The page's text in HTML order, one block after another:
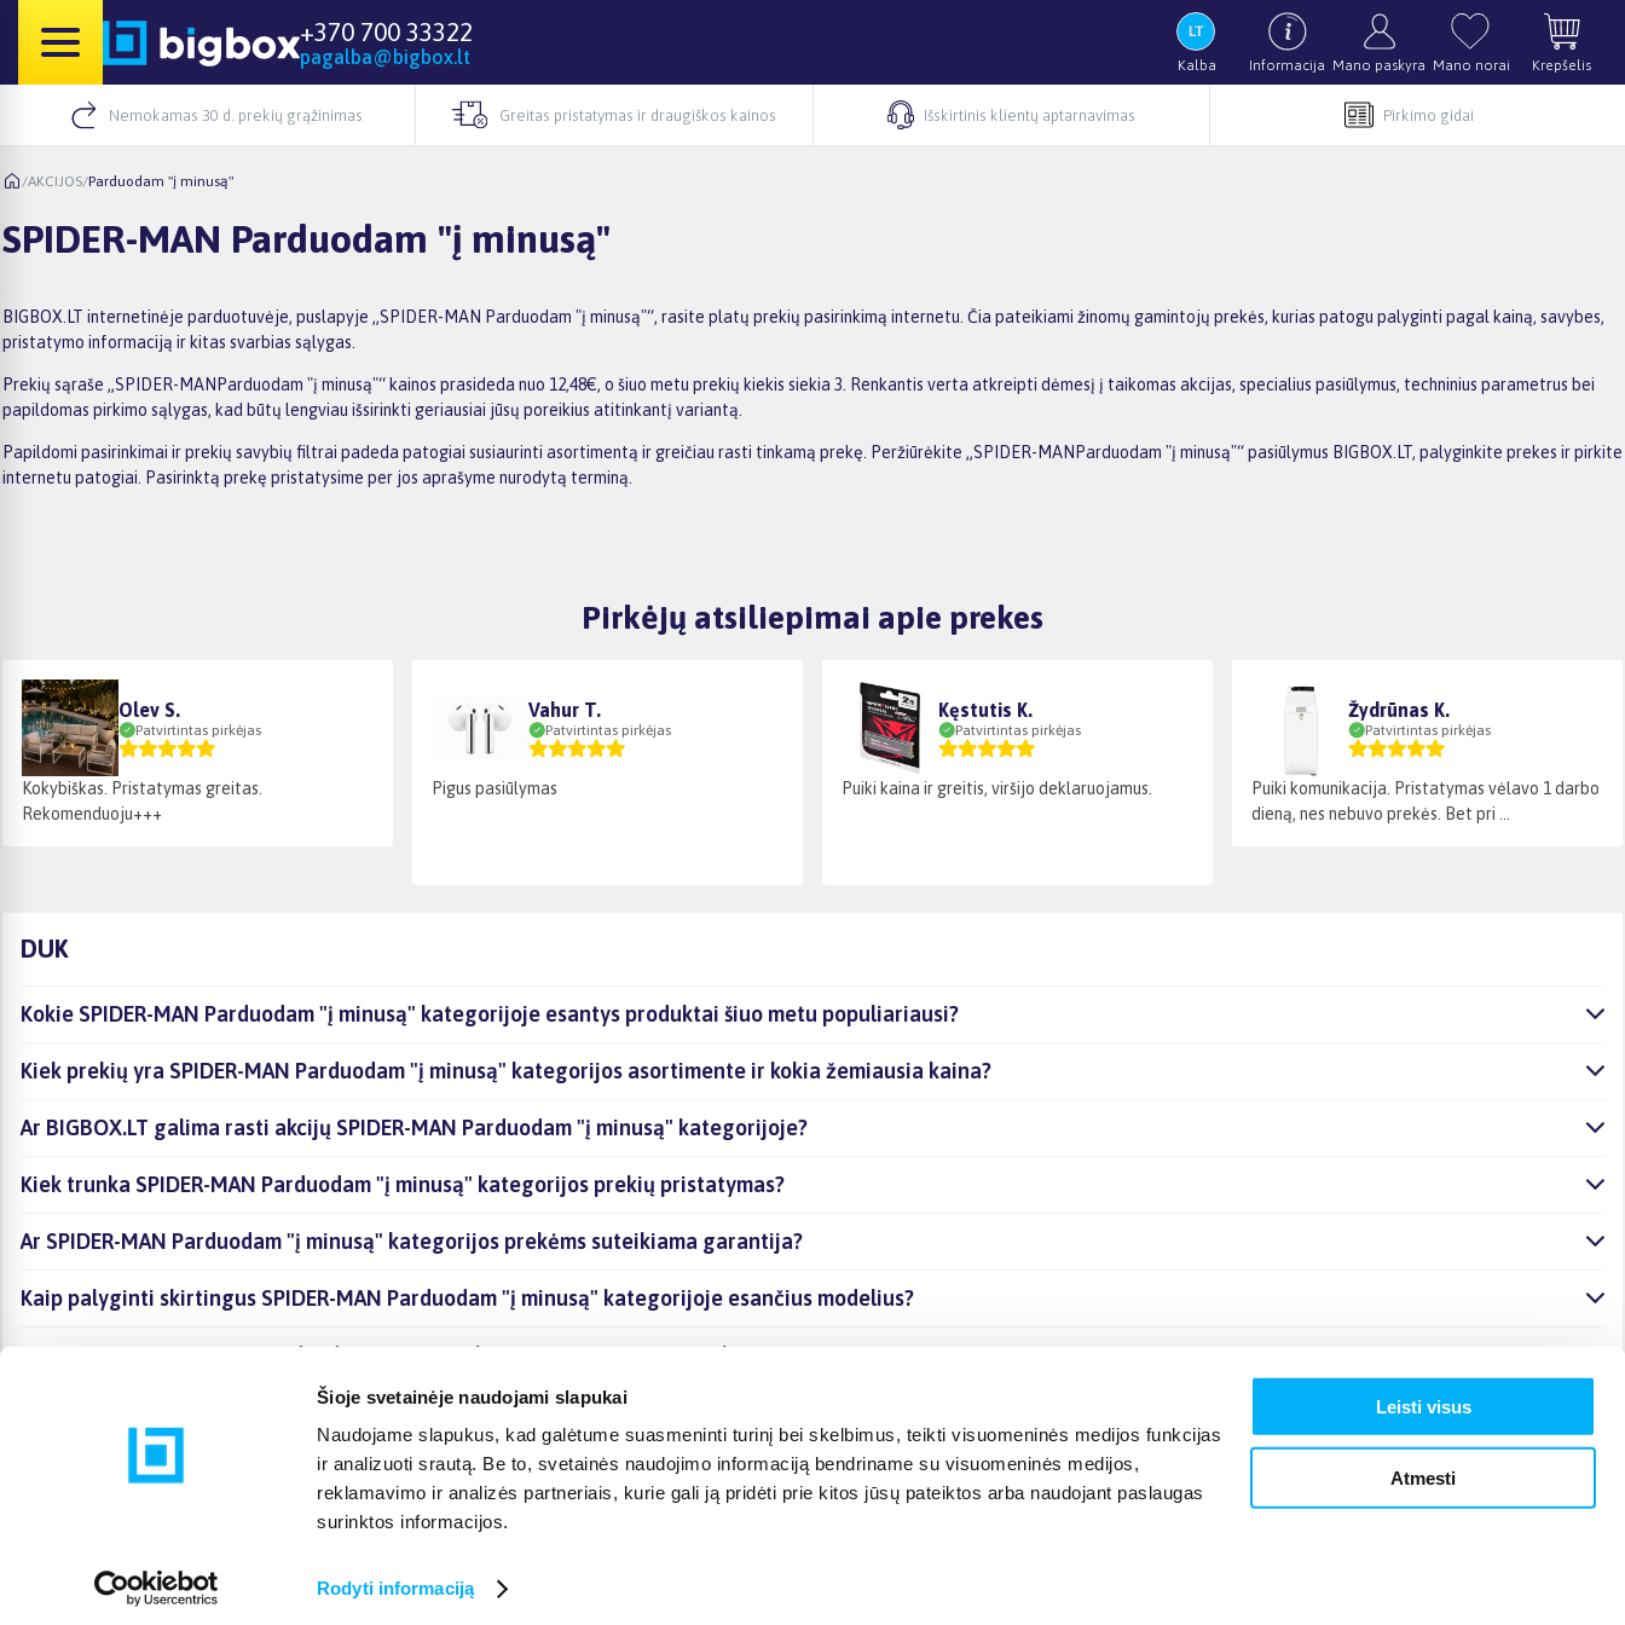
Šioje svetainėje naudojami slapukai
Naudojame slapukus, kad galėtume suasmeninti turinį bei skelbimus, teikti visuomeninės medijos funkcijas
ir analizuoti srautą. Be to, svetainės naudojimo informaciją bendriname su visuomeninės medijos,
reklamavimo ir analizės partneriais, kurie gali ją pridėti prie kitos jūsų pateiktos arba naudojant paslaugas
surinktos informacijos.
Rodyti informaciją
Leisti visus
Atmesti
+370 700 33322
pagalba@bigbox.lt Kalba Informacija Mano paskyra Mano norai Krepšelis
Nemokamas 30 d. prekių grąžinimas Greitas pristatymas ir draugiškos kainos Išskirtinis klientų aptarnavimas Pirkimo gidai
/AKCIJOS/Parduodam "į minusą"
SPIDER-MAN Parduodam "į minusą"
BIGBOX.LT internetinėje parduotuvėje, puslapyje „SPIDER-MAN Parduodam "į minusą"“, rasite platų prekių pasirinkimą internetu. Čia pateikiami žinomų gamintojų prekės, kurias patogu palyginti pagal kainą, savybes,
pristatymo informaciją ir kitas svarbias sąlygas.
Prekių sąraše „SPIDER-MANParduodam "į minusą"“ kainos prasideda nuo 12,48€, o šiuo metu prekių kiekis siekia 3. Renkantis verta atkreipti dėmesį į taikomas akcijas, specialius pasiūlymus, techninius parametrus bei
papildomas pirkimo sąlygas, kad būtų lengviau išsirinkti geriausiai jūsų poreikius atitinkantį variantą.
Papildomi pasirinkimai ir prekių savybių filtrai padeda patogiai susiaurinti asortimentą ir greičiau rasti tinkamą prekę. Peržiūrėkite „SPIDER-MANParduodam "į minusą"“ pasiūlymus BIGBOX.LT, palyginkite prekes ir pirkite
internetu patogiai. Pasirinktą prekę pristatysime per jos aprašyme nurodytą terminą.
Pirkėjų atsiliepimai apie prekes
Olev S.
Patvirtintas pirkėjas
Kokybiškas. Pristatymas greitas.
Rekomenduoju+++
Vahur T.
Patvirtintas pirkėjas
Pigus pasiūlymas
Kęstutis K.
Patvirtintas pirkėjas
Puiki kaina ir greitis, viršijo deklaruojamus.
Žydrūnas K.
Patvirtintas pirkėjas
Puiki komunikacija. Pristatymas vėlavo 1 darbo
dieną, nes nebuvo prekės. Bet pri ...
DUK
Kokie SPIDER-MAN Parduodam "į minusą" kategorijoje esantys produktai šiuo metu populiariausi?
Kiek prekių yra SPIDER-MAN Parduodam "į minusą" kategorijos asortimente ir kokia žemiausia kaina?
Ar BIGBOX.LT galima rasti akcijų SPIDER-MAN Parduodam "į minusą" kategorijoje?
Kiek trunka SPIDER-MAN Parduodam "į minusą" kategorijos prekių pristatymas?
Ar SPIDER-MAN Parduodam "į minusą" kategorijos prekėms suteikiama garantija?
Kaip palyginti skirtingus SPIDER-MAN Parduodam "į minusą" kategorijoje esančius modelius?
Kaip įsigyti SPIDER-MAN Parduodam "į minusą" kategorijoje esančias prekes internetu?